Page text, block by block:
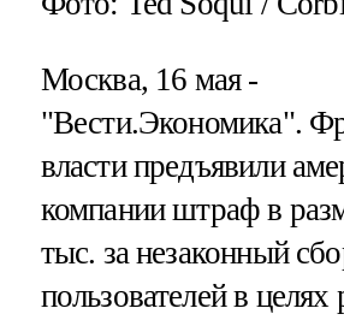
Москва, 16 мая -
"Вести.Экономика".
власти предъявили
компании штраф в
тыс. за незаконный
пользователей в